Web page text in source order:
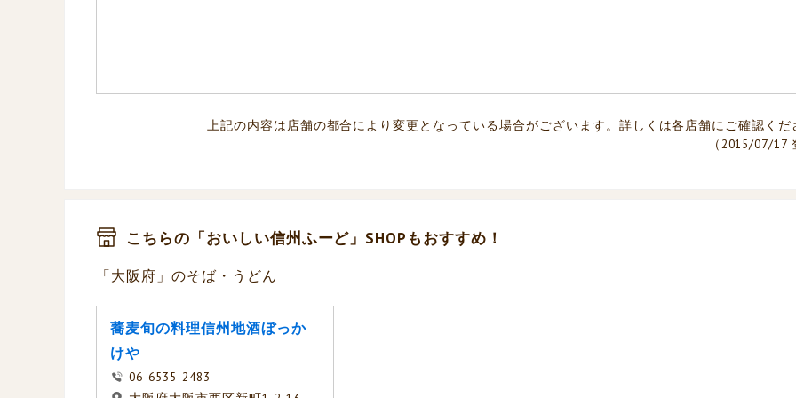
上記の内容は店舗の都合により変更となっている場合がございます。詳しくは各店舗にご確認くだ
（2015/07/17
こちらの「おいしい信州ふーど」SHOPもおすすめ！
「大阪府」のそば・うどん
蕎麦旬の料理信州地酒ぼっか
けや
06-6535-2483